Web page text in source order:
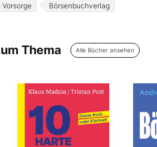
Vorsorge Börsenbuchverlag
Thema Alle Bücher ansehen